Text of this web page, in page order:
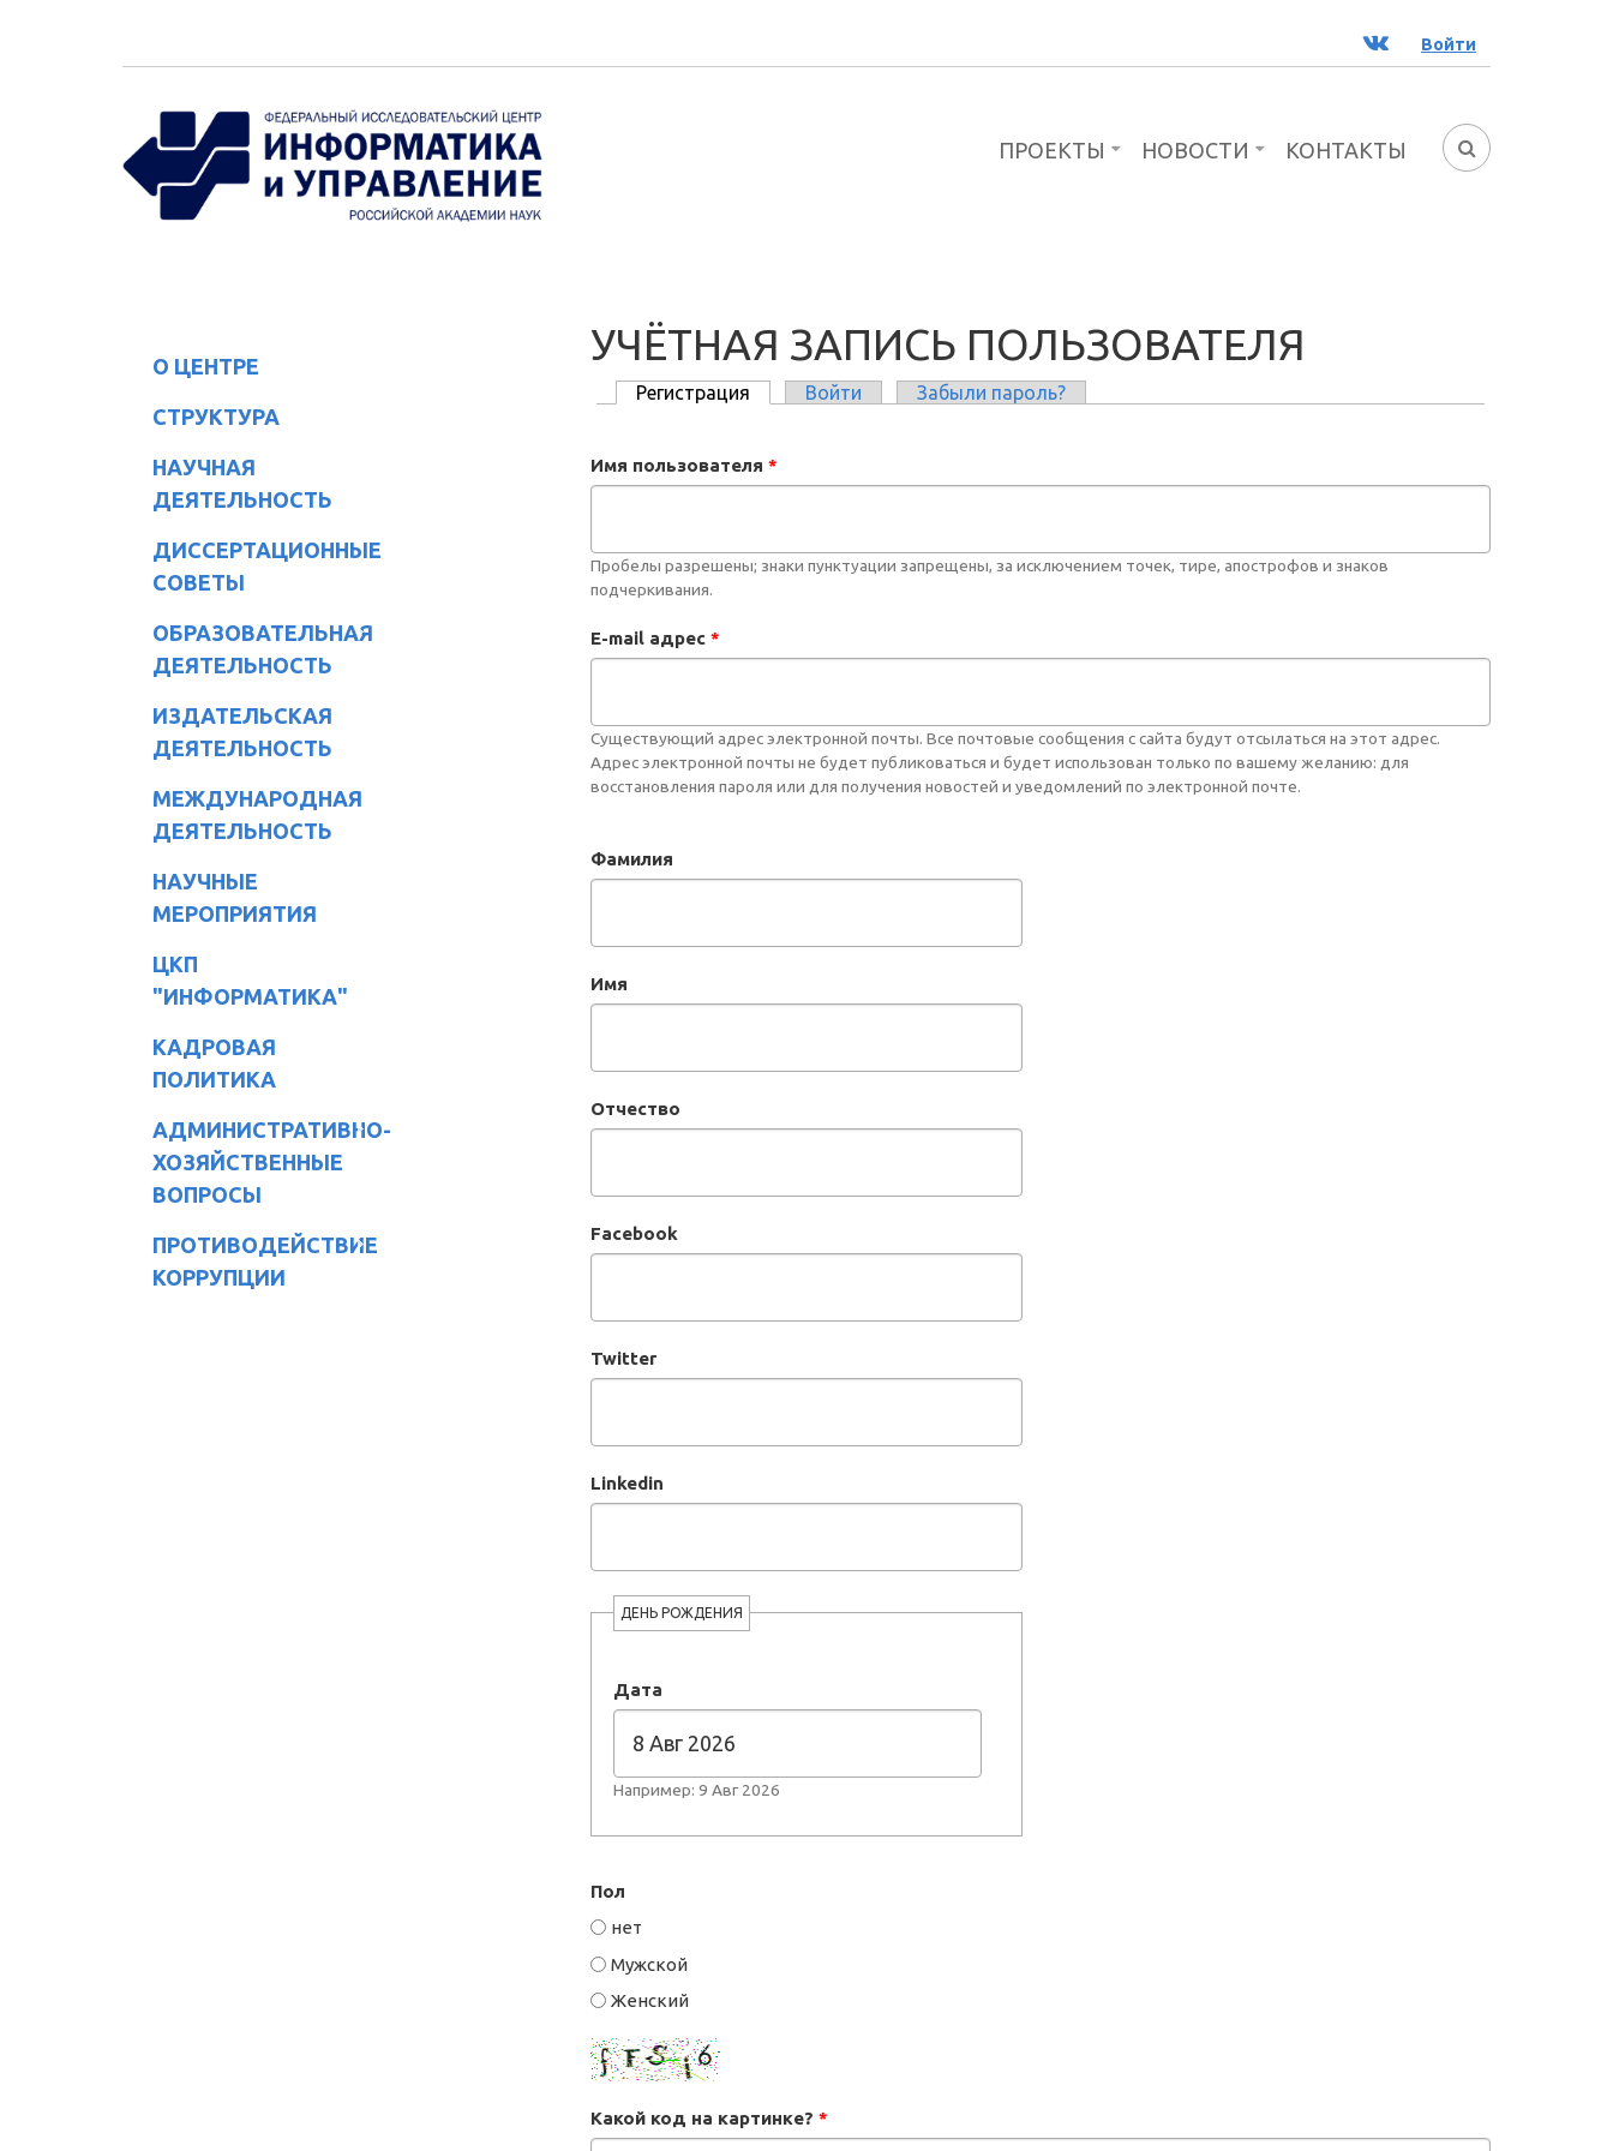
ВК Войти
ФОРМА
ПРОЕКТЫ НОВОСТИ КОНТАКТЫ
О ЦЕНТРЕ
СТРУКТУРА
НАУЧНАЯ
ДЕЯТЕЛЬНОСТЬ
ДИССЕРТАЦИОННЫЕ
СОВЕТЫ
ОБРАЗОВАТЕЛЬНАЯ
ДЕЯТЕЛЬНОСТЬ
ИЗДАТЕЛЬСКАЯ
ДЕЯТЕЛЬНОСТЬ
МЕЖДУНАРОДНАЯ
ДЕЯТЕЛЬНОСТЬ
НАУЧНЫЕ
МЕРОПРИЯТИЯ
ЦКП
"ИНФОРМАТИКА"
КАДРОВАЯ
ПОЛИТИКА
АДМИНИСТРАТИВНО-
ХОЗЯЙСТВЕННЫЕ
ВОПРОСЫ
ПРОТИВОДЕЙСТВИЕ
КОРРУПЦИИ
УЧЁТНАЯ ЗАПИСЬ ПОЛЬЗОВАТЕЛЯ
Регистрация (активная вкладка)
Войти Забыли пароль?
Имя пользователя *
Пробелы разрешены; знаки пунктуации запрещены, за исключением точек, тире, апострофов и знаков
подчеркивания.
E-mail адрес *
Существующий адрес электронной почты. Все почтовые сообщения с сайта будут отсылаться на этот адрес.
Адрес электронной почты не будет публиковаться и будет использован только по вашему желанию: для
восстановления пароля или для получения новостей и уведомлений по электронной почте.
Фамилия
Имя
Отчество
Facebook
Twitter
Linkedin
ДЕНЬ РОЖДЕНИЯ
Дата
Например: 9 Авг 2026
Пол
нет
Мужской
Женский
Какой код на картинке? *